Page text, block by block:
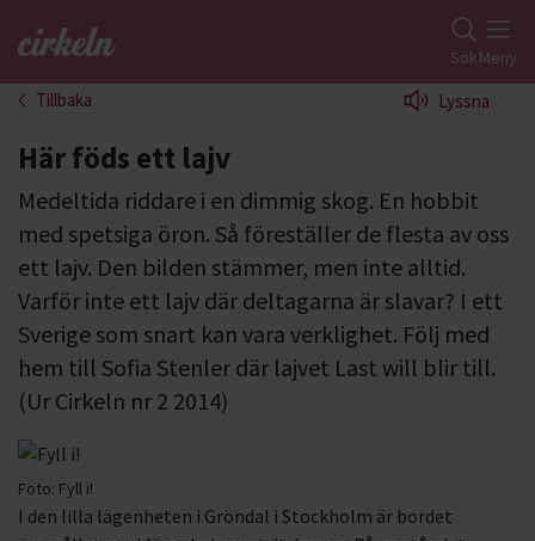
Gå till studiefrämjandets startsida SökMeny
Tillbaka Lyssna
Här föds ett lajv
Medeltida riddare i en dimmig skog. En hobbit
med spetsiga öron. Så föreställer de flesta av oss
ett lajv. Den bilden stämmer, men inte alltid.
Varför inte ett lajv där deltagarna är slavar? I ett
Sverige som snart kan vara verklighet. Följ med
hem till Sofia Stenler där lajvet Last will blir till.
(Ur Cirkeln nr 2 2014)
Foto: Fyll i!
I den lilla lägenheten i Gröndal i Stockholm är bordet